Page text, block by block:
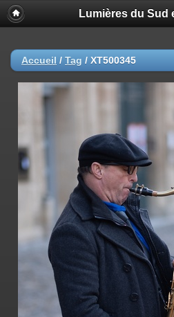
Lumières du Sud
Accueil / Tag / XT500345